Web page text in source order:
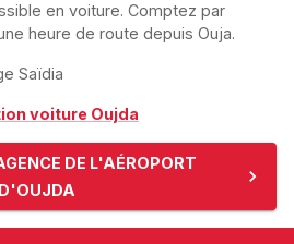
en voiture. Comptez par
heure de route depuis Ouja.
Saïdia
voiture Oujda
DE L'AÉROPORT
D'OUJDA